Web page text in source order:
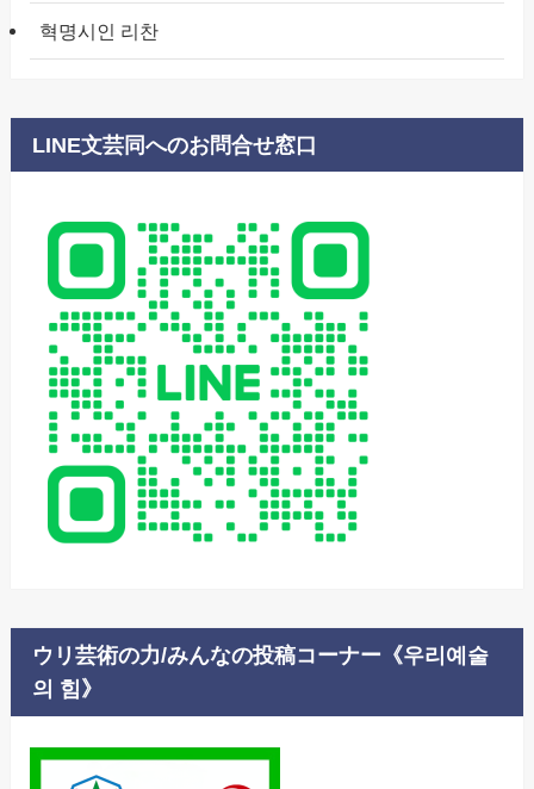
혁명시인 리찬
LINE文芸同へのお問合せ窓口
ウリ芸術の力/みんなの投稿コーナー《우리예술
의 힘》